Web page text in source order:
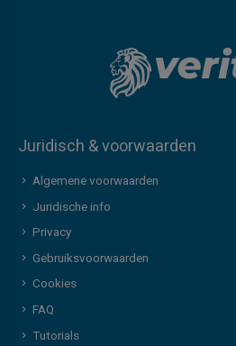
Juridisch & voorwaarden
Algemene voorwaarden
Juridische info
Privacy
Gebruiksvoorwaarden
Cookies
FAQ
Tutorials